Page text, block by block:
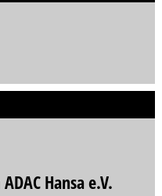
Hansa e.V.